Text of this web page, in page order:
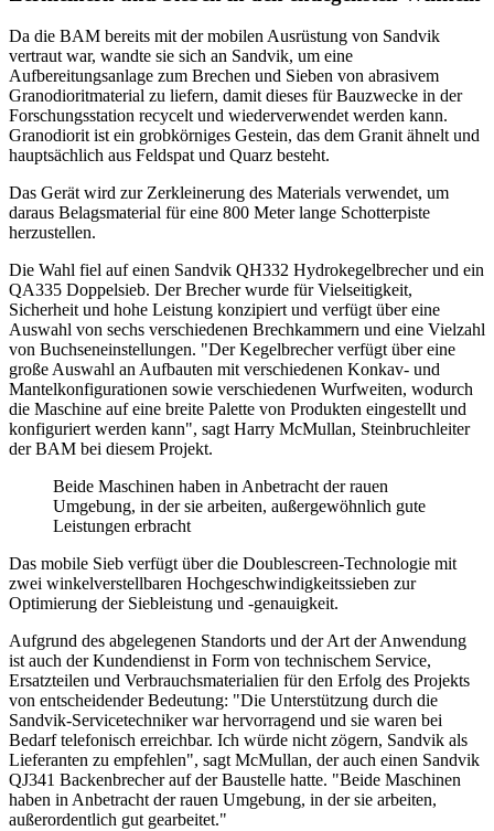
Da die BAM bereits mit der mobilen Ausrüstung von Sandvik
vertraut war, wandte sie sich an Sandvik, um eine
Aufbereitungsanlage zum Brechen und Sieben von abrasivem
Granodioritmaterial zu liefern, damit dieses für Bauzwecke in der
Forschungsstation recycelt und wiederverwendet werden kann.
Granodiorit ist ein grobkörniges Gestein, das dem Granit ähnelt und
hauptsächlich aus Feldspat und Quarz besteht.
Das Gerät wird zur Zerkleinerung des Materials verwendet, um
daraus Belagsmaterial für eine 800 Meter lange Schotterpiste
herzustellen.
Die Wahl fiel auf einen Sandvik QH332 Hydrokegelbrecher und ein
QA335 Doppelsieb. Der Brecher wurde für Vielseitigkeit,
Sicherheit und hohe Leistung konzipiert und verfügt über eine
Auswahl von sechs verschiedenen Brechkammern und eine Vielzahl
von Buchseneinstellungen. "Der Kegelbrecher verfügt über eine
große Auswahl an Aufbauten mit verschiedenen Konkav- und
Mantelkonfigurationen sowie verschiedenen Wurfweiten, wodurch
die Maschine auf eine breite Palette von Produkten eingestellt und
konfiguriert werden kann", sagt Harry McMullan, Steinbruchleiter
der BAM bei diesem Projekt.
Beide Maschinen haben in Anbetracht der rauen
Umgebung, in der sie arbeiten, außergewöhnlich gute
Leistungen erbracht
Das mobile Sieb verfügt über die Doublescreen-Technologie mit
zwei winkelverstellbaren Hochgeschwindigkeitssieben zur
Optimierung der Siebleistung und -genauigkeit.
Aufgrund des abgelegenen Standorts und der Art der Anwendung
ist auch der Kundendienst in Form von technischem Service,
Ersatzteilen und Verbrauchsmaterialien für den Erfolg des Projekts
von entscheidender Bedeutung: "Die Unterstützung durch die
Sandvik-Servicetechniker war hervorragend und sie waren bei
Bedarf telefonisch erreichbar. Ich würde nicht zögern, Sandvik als
Lieferanten zu empfehlen", sagt McMullan, der auch einen Sandvik
QJ341 Backenbrecher auf der Baustelle hatte. "Beide Maschinen
haben in Anbetracht der rauen Umgebung, in der sie arbeiten,
außerordentlich gut gearbeitet."